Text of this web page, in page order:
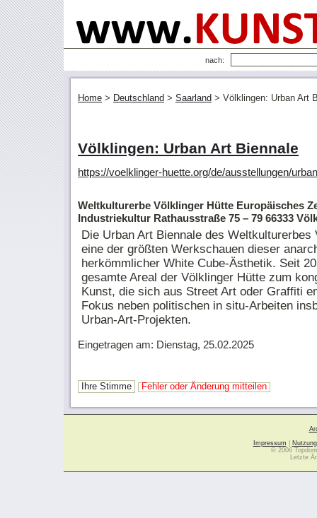
nach:
Home > Deutschland > Saarland > Völklingen: Urban Art
Völklingen: Urban Art Biennale
https://voelklinger-huette.org/de/ausstellungen/
Weltkulturerbe Völklinger Hütte Europäisches
Industriekultur Rathausstraße 75 – 79 66333
Die Urban Art Biennale des
eine der größten Werkschauen dieser
herkömmlicher White Cube-Ästhetik. Seit
gesamte Areal der Völklinger Hütte zum
Kunst, die sich aus Street Art oder Graffiti
Fokus neben politischen in situ-Arbeiten
Urban-Art-Projekten.
Eingetragen am: Dienstag, 25.02.2025
Ihre Stimme Fehler oder Änderung mitteilen
Impressum
© 2006
Letzte